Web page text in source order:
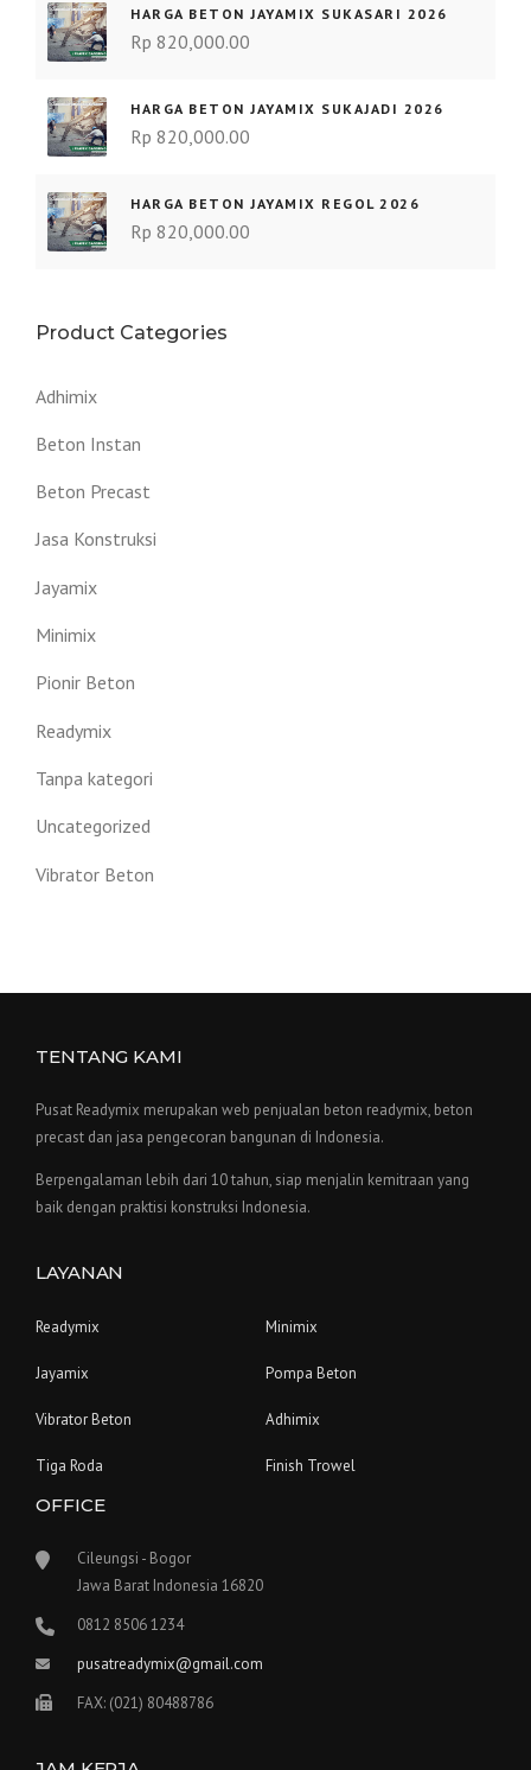
HARGA BETON JAYAMIX SUKASARI 2026
Rp 820,000.00
HARGA BETON JAYAMIX SUKAJADI 2026
Rp 820,000.00
HARGA BETON JAYAMIX REGOL 2026
Rp 820,000.00
Product Categories
Adhimix
Beton Instan
Beton Precast
Jasa Konstruksi
Jayamix
Minimix
Pionir Beton
Readymix
Tanpa kategori
Uncategorized
Vibrator Beton
TENTANG KAMI
Pusat Readymix merupakan web penjualan beton readymix, beton
precast dan jasa pengecoran bangunan di Indonesia.
Berpengalaman lebih dari 10 tahun, siap menjalin kemitraan yang
baik dengan praktisi konstruksi Indonesia.
LAYANAN
Readymix Minimix
Jayamix Pompa Beton
Vibrator Beton Adhimix
Tiga Roda Finish Trowel
OFFICE
Cileungsi - Bogor
Jawa Barat Indonesia 16820
0812 8506 1234
pusatreadymix@gmail.com
FAX: (021) 80488786